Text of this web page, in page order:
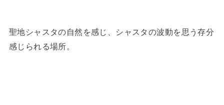
聖地シャスタの自然を感じ、シャスタの波動を思う存分
感じられる場所。